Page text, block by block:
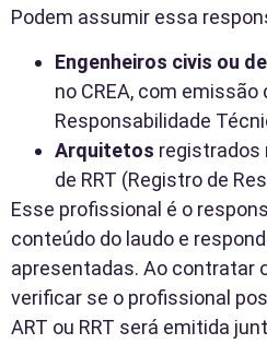
Podem assumir essa
Engenheiros civis ou
no CREA, com
Responsabilidade
Arquitetos registrados
de RRT (Registro de
Esse profissional é o
conteúdo do laudo e
apresentadas. Ao contratar
verificar se o profissional
ART ou RRT será emitida